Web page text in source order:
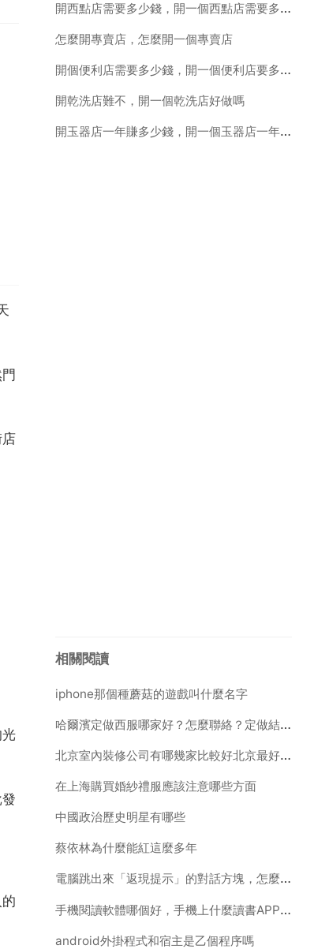
開西點店需要多少錢，開一個西點店需要多少錢？
怎麼開專賣店，怎麼開一個專賣店
開個便利店需要多少錢，開一個便利店要多少本錢
開乾洗店難不，開一個乾洗店好做嗎
開玉器店一年賺多少錢，開一個玉器店一年賺多少錢
相關閱讀
iphone那個種蘑菇的遊戲叫什麼名字
哈爾濱定做西服哪家好？怎麼聯絡？定做結婚西服
北京室內裝修公司有哪幾家比較好北京最好的裝修公司是哪家？
在上海購買婚紗禮服應該注意哪些方面
中國政治歷史明星有哪些
蔡依林為什麼能紅這麼多年
電腦跳出來「返現提示」的對話方塊，怎麼去掉啊？
手機閱讀軟體哪個好，手機上什麼讀書APP最好啊
android外掛程式和宿主是乙個程序嗎